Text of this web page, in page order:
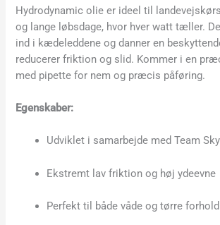
Hydrodynamic olie er ideel til
og lange løbsdage, hvor hver watt tæller.
ind i kædeleddene og danner en
reducerer friktion og slid. Kommer i en
med pipette for nem og præcis påføring.
Egenskaber:
Udviklet i samarbejde med Team Sky
Ekstremt lav friktion og høj ydeevne
Perfekt til både våde og tørre forhold